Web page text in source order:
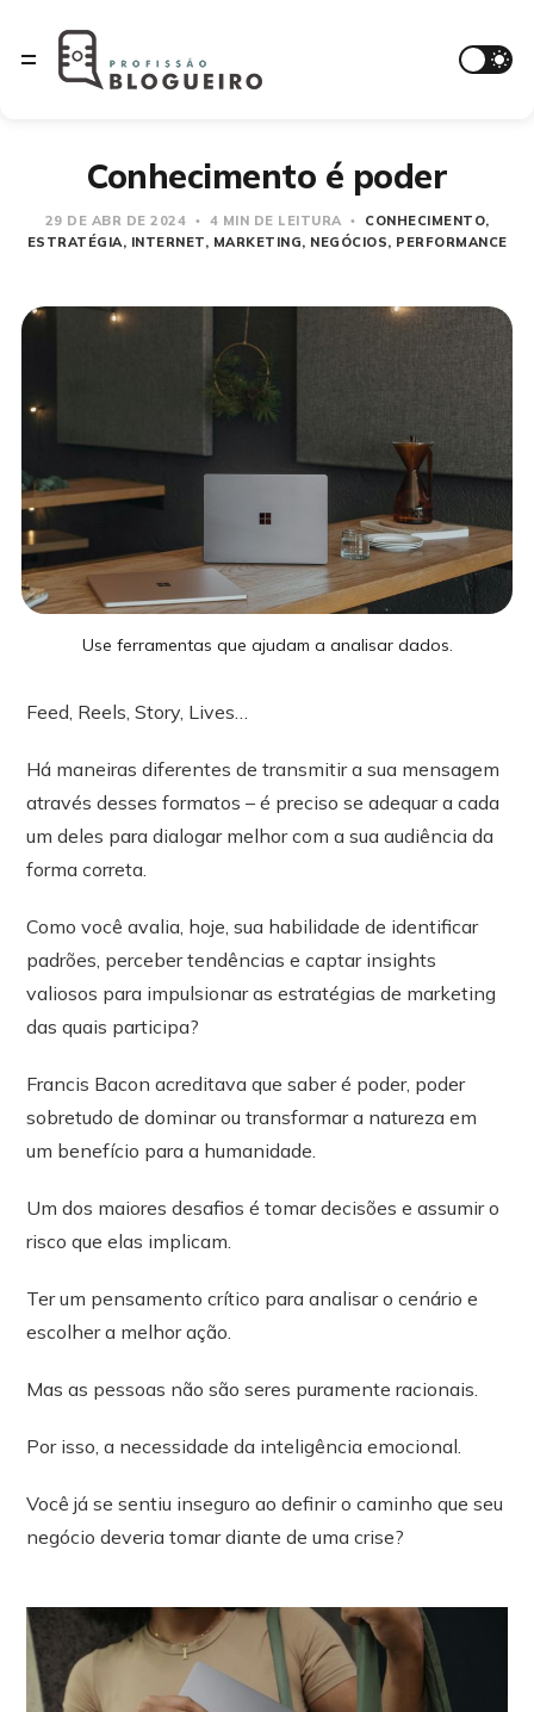
Conhecimento é poder
29 DE ABR DE 2024 4 MIN DE LEITURA
CONHECIMENTO
ESTRATÉGIA
INTERNET MARKETING NEGÓCIOS PERFORMANCE
Use ferramentas que ajudam a analisar dados.
Feed, Reels, Story, Lives…
Há maneiras diferentes de transmitir a sua mensagem
através desses formatos – é preciso se adequar a cada
um deles para dialogar melhor com a sua audiência da
forma correta.
Como você avalia, hoje, sua habilidade de identificar
padrões, perceber tendências e captar insights
valiosos para impulsionar as estratégias de marketing
das quais participa?
Francis Bacon acreditava que saber é poder, poder
sobretudo de dominar ou transformar a natureza em
um benefício para a humanidade.
Um dos maiores desafios é tomar decisões e assumir o
risco que elas implicam.
Ter um pensamento crítico para analisar o cenário e
escolher a melhor ação.
Mas as pessoas não são seres puramente racionais.
Por isso, a necessidade da inteligência emocional.
Você já se sentiu inseguro ao definir o caminho que seu
negócio deveria tomar diante de uma crise?